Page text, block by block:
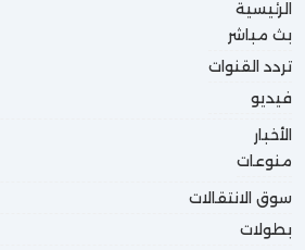
الرئيسية
بث مباشر
تردد القنوات
فيديو
الأخبار
منوعات
سوق الانتقالات
بطولات